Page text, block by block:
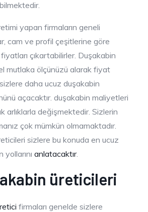
yapan firmaların geneli
cam ve profil çeşitlerine göre
çıkartabilirler. Duşakabin
mutlaka ölçünüzü alarak fiyat
daha ucuz duşakabin
açacaktır. duşakabin maliyetleri
arlıklarla değişmektedir. Sizlerin
çok mümkün olmamaktadır.
sizlere bu konuda en ucuz
yollarını anlatacaktır.
üreticileri
firmaları genelde sizlere